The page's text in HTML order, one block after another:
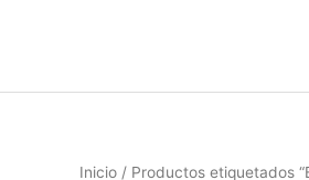
Inicio / Productos etiquetados